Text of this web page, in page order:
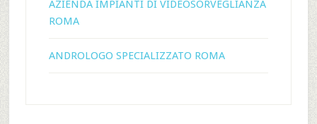
AZIENDA IMPIANTI DI VIDEOSORVEGLIANZA
ROMA
ANDROLOGO SPECIALIZZATO ROMA